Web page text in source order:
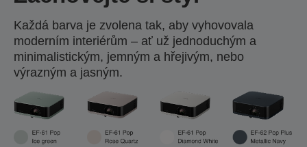
Každá barva je zvolena tak, aby vyhovovala
moderním interiérům – ať už jednoduchým a
minimalistickým, jemným a hřejivým, nebo
výrazným a jasným.